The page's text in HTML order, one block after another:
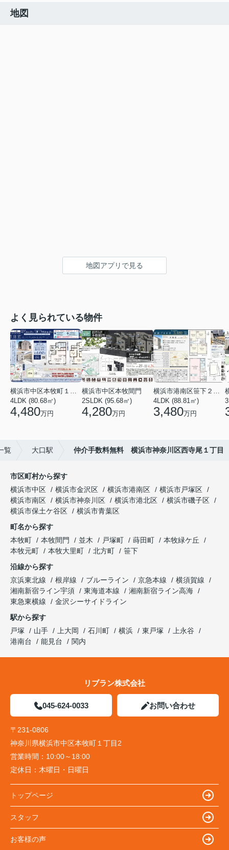
地図
地図アプリで見る
よく見られている物件
横浜市中区本牧町１丁目
4LDK (80.68㎡)
4,480万円
横浜市中区本牧間門
2SLDK (95.68㎡)
4,280万円
横浜市港南区笹下２丁目
4LDK (88.81㎡)
3,480万円
覧 大口駅 仲介手数料無料 横浜市神奈川区西寺尾１丁目
市区町村から探す
横浜市中区
横浜市金沢区 横浜市港南区
横浜市戸塚区
横浜市南区
横浜市神奈川区 横浜市港北区
横浜市磯子区
横浜市保土ケ谷区
横浜市青葉区
町名から探す
本牧町
本牧間門 並木 戸塚町 蒔田町
本牧緑ケ丘
本牧元町
本牧大里町 北方町
笹下
沿線から探す
京浜東北線
根岸線 ブルーライン 京急本線
横須賀線
湘南新宿ライン宇須
東海道本線
湘南新宿ライン高海
東急東横線
金沢シーサイドライン
駅から探す
戸塚
山手 上大岡 石川町 横浜 東戸塚
上永谷
港南台
能見台 関内
リブラン株式会社
045-624-0033 お問い合わせ
〒231-0806
神奈川県横浜市中区本牧町１丁目2
営業時間： 10:00～18:00
定休日： 木曜日・日曜日
トップページ
スタッフ
お客様の声